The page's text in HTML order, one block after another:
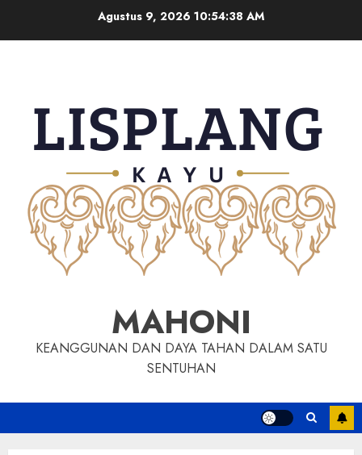
Agustus 9, 2026 10:54:39 AM
MAHONI
KEANGGUNAN DAN DAYA TAHAN DALAM SATU
SENTUHAN